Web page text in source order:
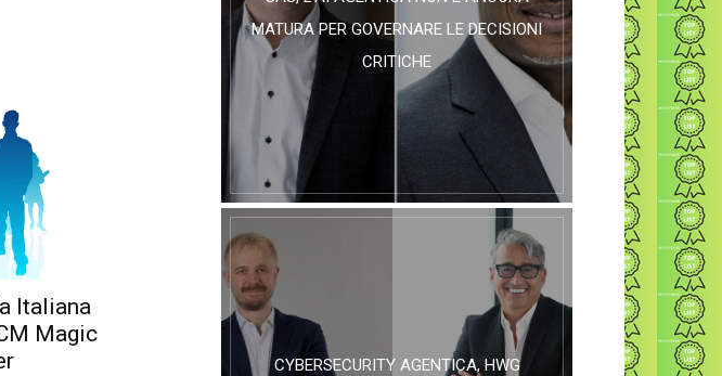
Italiana
Magic
MATURA PER GOVERNARE LE DECISIONI
CRITICHE
CYBERSECURITY AGENTICA, HWG